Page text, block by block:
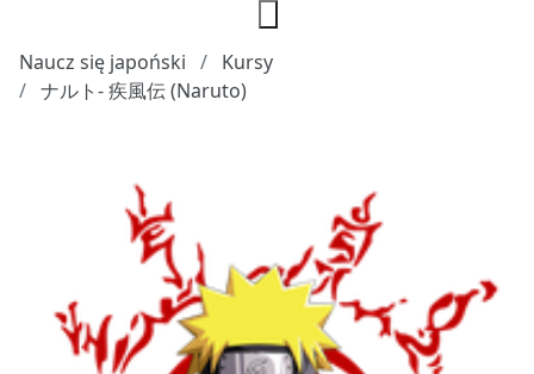
Naucz się japoński
Kursy
ナルト- 疾風伝 (Naruto)